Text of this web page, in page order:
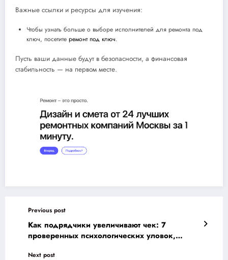
Важные ссылки и ресурсы для изучения:
Чтобы узнать больше о выборе исполнителей для ремонта под
ключ, посетите ремонт под ключ.
Пусть ваши данные будут в безопасности, а финансовая
стабильность — на первом месте.
Previous post
Как подрядчики увеличивают чек: 7
проверенных психологических уловок,
Next post